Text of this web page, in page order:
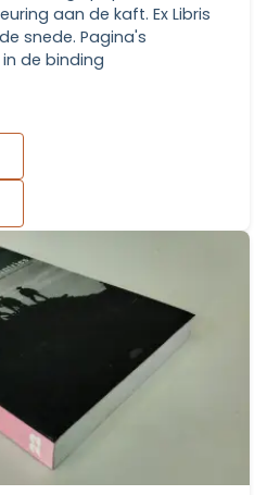
aan de kaft. Ex Libris
snede. Pagina's
de binding